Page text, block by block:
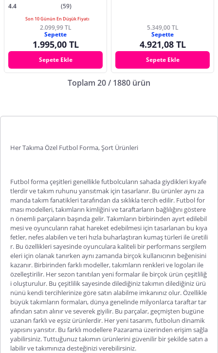
4.4
(59)
Son 10 Günün En Düşük Fiyatı
2.099,99 TL
Sepette
1.995,00 TL
Sepete Ekle
5.349,00 TL
Sepette
4.921,08 TL
Sepete Ekle
Toplam 20 / 1880 ürün
Her Takıma Özel Futbol Forma, Şort Ürünleri
Futbol formaçeşitleri genellikle futbolcuların sahada giydikleri kıyafe
tlerdir ve takım ruhunu yansıtmak için tasarlanır. Bu ürünler aynı za
manda takım fanatikleri tarafından da sıklıkla tercih edilir. Futbol for
ması modelleri, takımların kimliğini ve taraftarların bağlılığını göstere
n önemli parçaların başında gelir. Takımların birbirinden ayırt edilebil
mesi ve oyuncuların rahat hareket edebilmesi için tasarlanan bu kıya
fetler, nefes alabilen ve teri hızla buharlaştıran kumaş türleri ile üretili
r. Bu özellikleri sayesinde oyunculara kaliteli bir performans sergilem
eleri için olanak tanırken aynı zamanda birçok kullanıcının beğenisini
kazanır. Birbirinden farklı modeller, takımların renkleri ve logoları ile
özelleştirilir. Her sezon tanıtılan yeni formalar ile birçok ürün çeşitliliğ
i oluşturulur. Bu çeşitlilik sayesinde dilediğiniz takımın dilediğiniz ürü
nünü kendi tercihlerinize göre satın alabilme imkanınız olur. Özellikle
büyük takımların formaları, dünya genelinde milyonlarca taraftar tar
afından satın alınır ve severek giyilir. Bu parçalar, geçmişten bugüne
uzanan farklı ve eşsiz ürünlerdir. Her yeni tasarım, futbolun dinamik
yapısını yansıtır. Bu farklı modellere Pazarama üzerinden erişim sağla
yabilirsiniz. Tuttuğunuz takımın ürünlerini güvenilir bir şekilde satın a
labilir ve takımınıza desteğinizi verebilirsiniz.